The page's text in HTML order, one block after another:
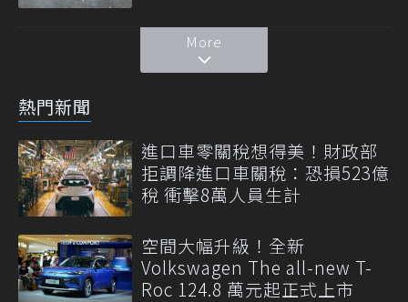
More
熱門新聞
進口車零關稅想得美！財政部
拒調降進口車關稅：恐損523億
稅 衝擊8萬人員生計
空間大幅升級！全新
Volkswagen The all-new T-
Roc 124.8 萬元起正式上市